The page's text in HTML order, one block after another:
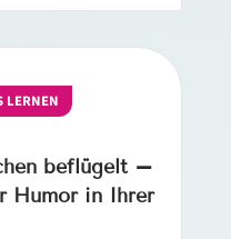
LERNEN
beflügelt –
Humor in Ihrer